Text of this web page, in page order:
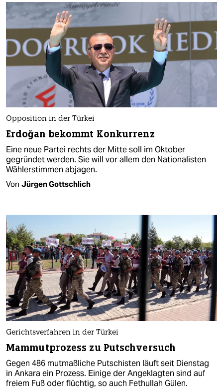
Opposition in der Türkei
Erdoğan bekommt Konkurrenz
Eine neue Partei rechts der Mitte soll im Oktober
gegründet werden. Sie will vor allem den Nationalisten
Wählerstimmen abjagen.
Von Jürgen Gottschlich
Gerichtsverfahren in der Türkei
Mammutprozess zu Putschversuch
Gegen 486 mutmaßliche Putschisten läuft seit Dienstag
in Ankara ein Prozess. Einige der Angeklagten sind auf
freiem Fuß oder flüchtig, so auch Fethullah Gülen.